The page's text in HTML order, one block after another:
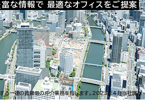
な情報で 最適なオフィスをご提案
る一連の賃貸借の仲介業務を指します。2023年4月当社調べ